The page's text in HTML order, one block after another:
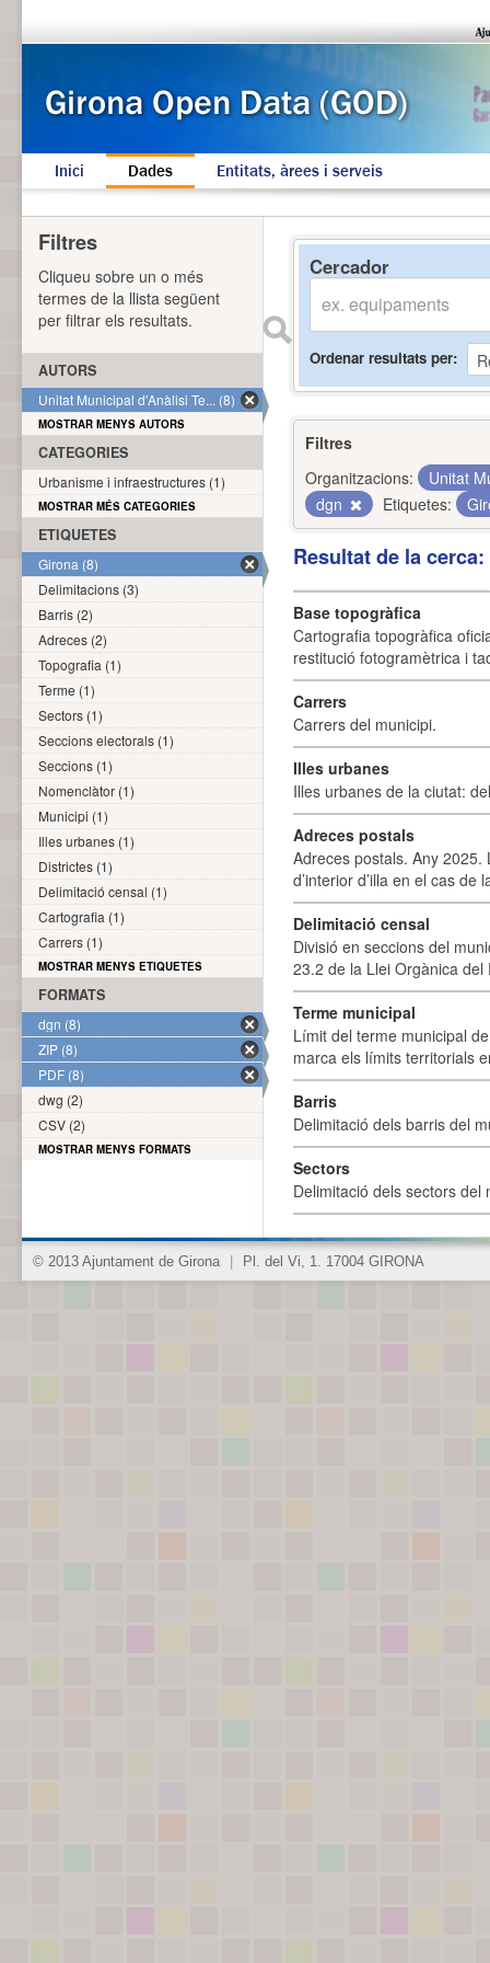
Inici Dades Entitats, àrees i serveis
Cercador
Ordenar resultats per
Filtres
Organitzacions:
Unitat
dgn
Etiquetes:
Resultat de la
Base topogràfica
Cartografia topogràfica
restitució fotogramètrica i
Carrers
Carrers del municipi.
Illes urbanes
Illes urbanes de la ciutat:
Adreces postals
Adreces postals. Any 2025.
d’interior d’illa en el cas
Delimitació censal
Divisió en seccions del
23.2 de la Llei Orgànica
Terme municipal
Límit del terme municipal
marca els límits territorials
Barris
Delimitació dels barris del
Sectors
Delimitació dels sectors del
Filtres
Cliqueu sobre un o més
termes de la llista següent
per filtrar els resultats.
AUTORS
Unitat Municipal d'Anàlisi Te... (8)
MOSTRAR MENYS AUTORS
CATEGORIES
Urbanisme i infraestructures (1)
MOSTRAR MÉS CATEGORIES
ETIQUETES
Girona (8)
Delimitacions (3)
Barris (2)
Adreces (2)
Topografia (1)
Terme (1)
Sectors (1)
Seccions electorals (1)
Seccions (1)
Nomenclàtor (1)
Municipi (1)
Illes urbanes (1)
Districtes (1)
Delimitació censal (1)
Cartografia (1)
Carrers (1)
MOSTRAR MENYS ETIQUETES
FORMATS
dgn (8)
ZIP (8)
PDF (8)
dwg (2)
CSV (2)
MOSTRAR MENYS FORMATS
© 2013 Ajuntament de Girona Pl. del Vi, 1. 17004 GIRONA